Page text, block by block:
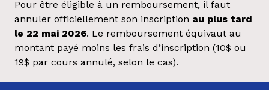
Pour être éligible à un remboursement, il faut
annuler officiellement son inscription au plus tard
le 22 mai 2026. Le remboursement équivaut au
montant payé moins les frais d’inscription (10$ ou
19$ par cours annulé, selon le cas).
Revenir à la navigation principale